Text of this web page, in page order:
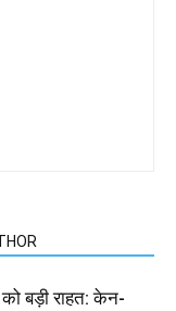
को बड़ी राहत: केन-